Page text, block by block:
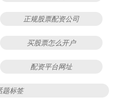
正规股票配资公司
买股票怎么开户
配资平台网址
题标签